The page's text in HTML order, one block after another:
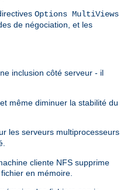
Options MultiViews
de négociation, et les
inclusion côté serveur - il
même diminuer la stabilité du
les serveurs multiprocesseurs
cliente NFS supprime
en mémoire.